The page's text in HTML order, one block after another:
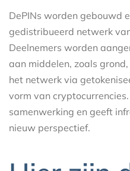
DePINs worden gebouwd
gedistribueerd netwerk
Deelnemers worden
aan middelen, zoals
het netwerk via
vorm van
samenwerking en geeft
nieuw perspectief.